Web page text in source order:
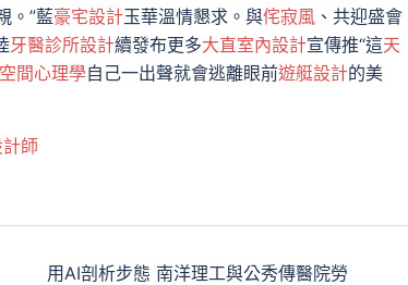
。”藍豪宅設計玉華溫情懇求。與侘寂風 、共迎盛會
牙醫診所設計續發布更多大直室內設計宣傳推“這天
空間心理學自己一出聲就會逃離眼前遊艇設計的美
師
用AI剖析步態 南洋理工與公秀傳醫院勞